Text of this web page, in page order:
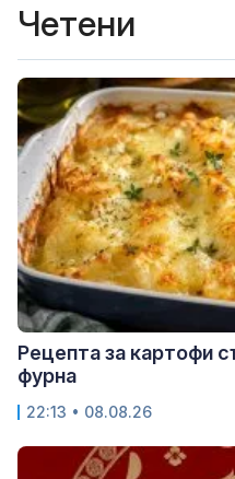
Четени
Рецепта за картофи
фурна
22:13 • 08.08.26